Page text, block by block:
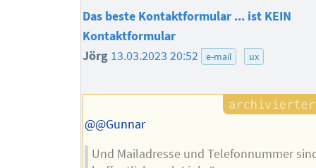
Das beste Kontaktformular ... ist KEIN
Kontaktformular
Jörg 13.03.2023 20:52 e-mail ux
@@Gunnar
Und Mailadresse und Telefonnummer